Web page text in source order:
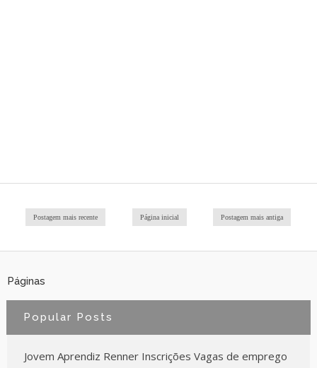
Postagem mais recente Postagem mais antiga
Página inicial
Páginas
Popular Posts
Jovem Aprendiz Renner Inscrições Vagas de emprego